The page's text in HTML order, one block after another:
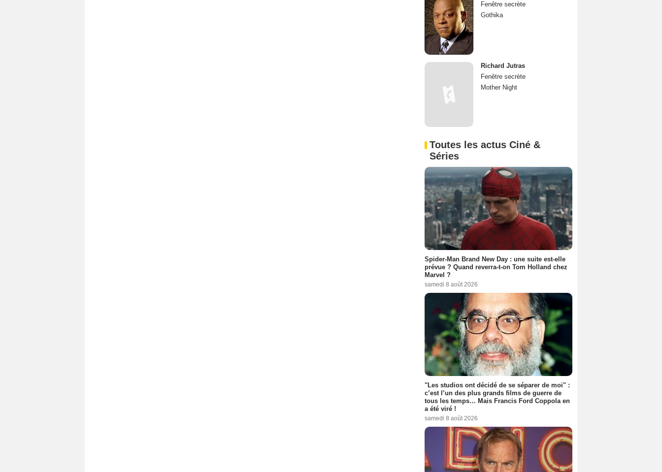
Fenêtre secrète
Gothika
Richard Jutras
Fenêtre secrète
Mother Night
Toutes les actus Ciné &
Séries
Spider-Man Brand New Day : une suite est-elle
prévue ? Quand reverra-t-on Tom Holland chez
Marvel ?
samedi 8 août 2026
"Les studios ont décidé de se séparer de moi" :
c’est l’un des plus grands films de guerre de
tous les temps… Mais Francis Ford Coppola en
a été viré !
samedi 8 août 2026